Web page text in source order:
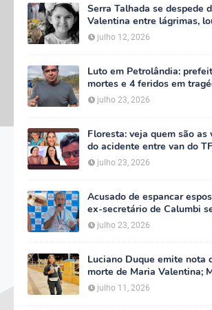
Serra Talhada se despede
Valentina entre lágrimas,
multidão que caminhou ao
julho 12, 2026
Luto em Petrolândia:
mortes e 4 feridos em
TFD e decreta três dias de
julho 23, 2026
Floresta: veja quem são
do acidente entre van do
na PE-360
julho 23, 2026
Acusado de espancar
ex-secretário de Calumbi
tentativa de feminicídio
julho 23, 2026
Luciano Duque emite nota
morte de Maria Valentina;
decreta luto oficial de três
Talhada
julho 11, 2026